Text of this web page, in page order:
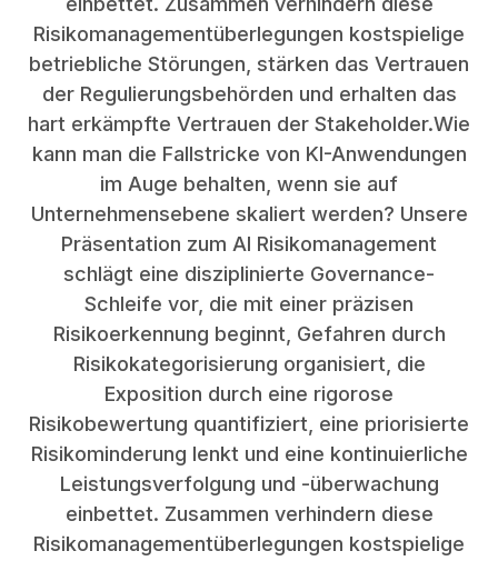
Risikomanagementüberlegungen kostspielige
betriebliche Störungen, stärken das Vertrauen
der Regulierungsbehörden und erhalten das
hart erkämpfte Vertrauen der Stakeholder.Wie
kann man die Fallstricke von KI-Anwendungen
im Auge behalten, wenn sie auf
Unternehmensebene skaliert werden? Unsere
Präsentation zum AI Risikomanagement
schlägt eine disziplinierte Governance-
Schleife vor, die mit einer präzisen
Risikoerkennung beginnt, Gefahren durch
Risikokategorisierung organisiert, die
Exposition durch eine rigorose
Risikobewertung quantifiziert, eine priorisierte
Risikominderung lenkt und eine kontinuierliche
Leistungsverfolgung und -überwachung
einbettet. Zusammen verhindern diese
Risikomanagementüberlegungen kostspielige